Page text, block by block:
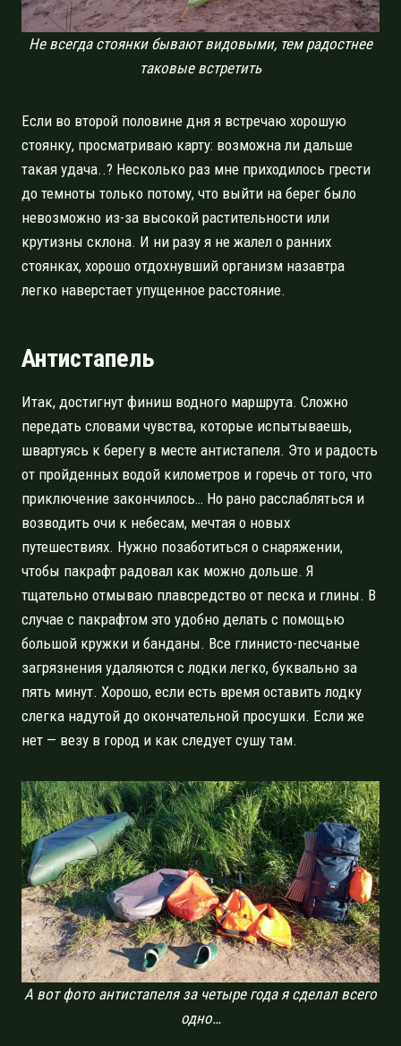
Не всегда стоянки бывают видовыми, тем радостнее
таковые встретить
Если во второй половине дня я встречаю хорошую
стоянку, просматриваю карту: возможна ли дальше
такая удача..? Несколько раз мне приходилось грести
до темноты только потому, что выйти на берег было
невозможно из-за высокой растительности или
крутизны склона. И ни разу я не жалел о ранних
стоянках, хорошо отдохнувший организм назавтра
легко наверстает упущенное расстояние.
Антистапель
Итак, достигнут финиш водного маршрута. Сложно
передать словами чувства, которые испытываешь,
швартуясь к берегу в месте антистапеля. Это и радость
от пройденных водой километров и горечь от того, что
приключение закончилось… Но рано расслабляться и
возводить очи к небесам, мечтая о новых
путешествиях. Нужно позаботиться о снаряжении,
чтобы пакрафт радовал как можно дольше. Я
тщательно отмываю плавсредство от песка и глины. В
случае с пакрафтом это удобно делать с помощью
большой кружки и банданы. Все глинисто-песчаные
загрязнения удаляются с лодки легко, буквально за
пять минут. Хорошо, если есть время оставить лодку
слегка надутой до окончательной просушки. Если же
нет — везу в город и как следует сушу там.
А вот фото антистапеля за четыре года я сделал всего
одно…